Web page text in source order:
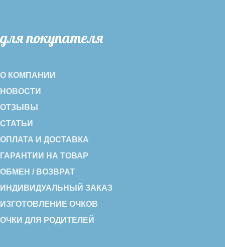
для покупателя
О КОМПАНИИ
НОВОСТИ
ОТЗЫВЫ
СТАТЬИ
ОПЛАТА И ДОСТАВКА
ГАРАНТИИ НА ТОВАР
ОБМЕН / ВОЗВРАТ
ИНДИВИДУАЛЬНЫЙ ЗАКАЗ
ИЗГОТОВЛЕНИЕ ОЧКОВ
ОЧКИ ДЛЯ РОДИТЕЛЕЙ